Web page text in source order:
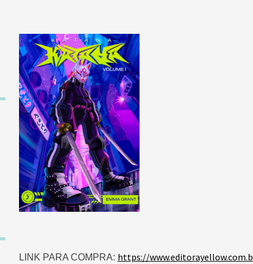
LINK PARA COMPRA: https://www.